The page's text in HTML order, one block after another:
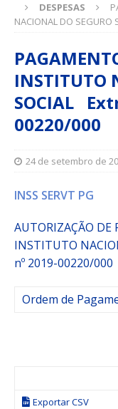
DESPESAS
NACIONAL DO
INSTITUTO
SOCIAL
00220/000
24 de setembro de
INSS SERVT PG
AUTORIZAÇÃO
INSTITUTO
nº 2019-00220/000
Ordem de
Exportar CSV